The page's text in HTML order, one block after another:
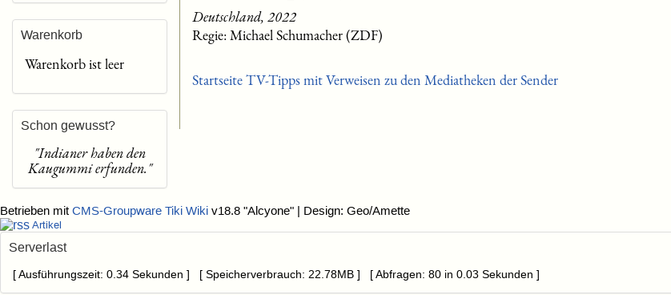
Deutschland, 2022
Regie: Michael Schumacher (ZDF)
Startseite TV-Tipps mit Verweisen zu den Mediatheken der Sender
Warenkorb
Warenkorb ist leer
Schon gewusst?
"Indianer haben den
Kaugummi erfunden."
Betrieben mit CMS-Groupware Tiki Wiki v18.8 "Alcyone" | Design: Geo/Amette
Artikel
Serverlast
[ Ausführungszeit: 0.34 Sekunden ] [ Speicherverbrauch: 22.78MB ] [ Abfragen: 80 in 0.03 Sekunden ]